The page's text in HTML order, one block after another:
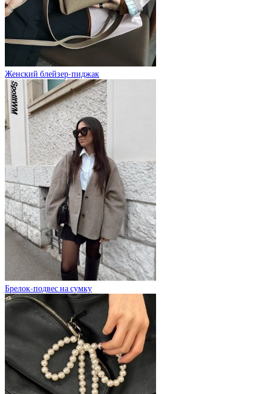
Женский блейзер-пиджак
Брелок-подвес на сумку